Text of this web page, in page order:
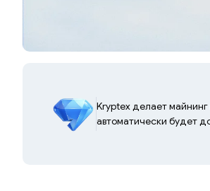
Kryptex делает
автоматически будет